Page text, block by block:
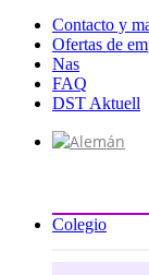
contenidoContacto y
Ofertas de
Nas
FAQ
DST Aktuell
Colegio